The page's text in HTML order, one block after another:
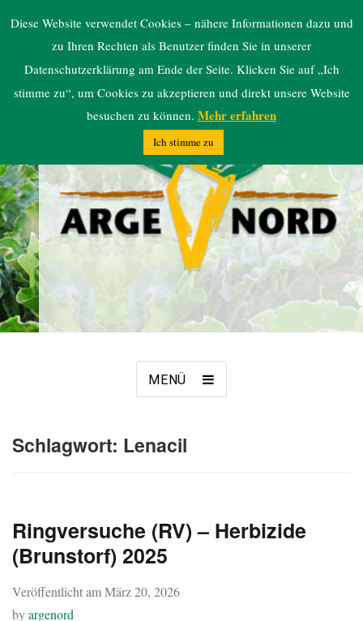
ARGE NORD
MENÜ
Schlagwort: Lenacil
Ringversuche (RV) – Herbizide
(Brunstorf) 2025
Veröffentlicht amMärz 20, 2026
byargenord
Diese Website verwendet Cookies – nähere Informationen dazu und
zu Ihren Rechten als Benutzer finden Sie in unserer
Datenschutzerklärung am Ende der Seite. Klicken Sie auf „Ich
stimme zu“, um Cookies zu akzeptieren und direkt unsere Website
besuchen zu können. Mehr erfahren
Ich stimme zu